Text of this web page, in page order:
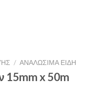
/ ΑΝΑΛΏΣΙΜΑ ΕΊΔΗ
15mm x 50m